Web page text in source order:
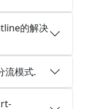
的解决
流模式.